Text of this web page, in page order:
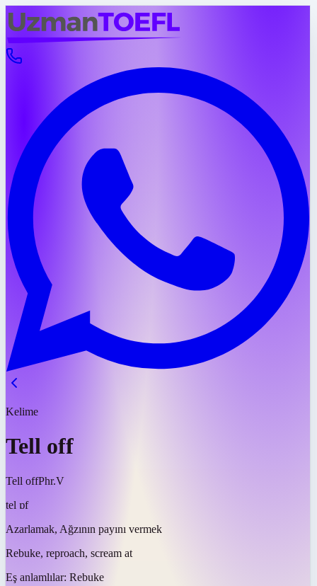
Kelime
Tell off
Tell offPhr.V
tel ɒf
Azarlamak, Ağzının payını vermek
Rebuke, reproach, scream at
Eş anlamlılar: Rebuke